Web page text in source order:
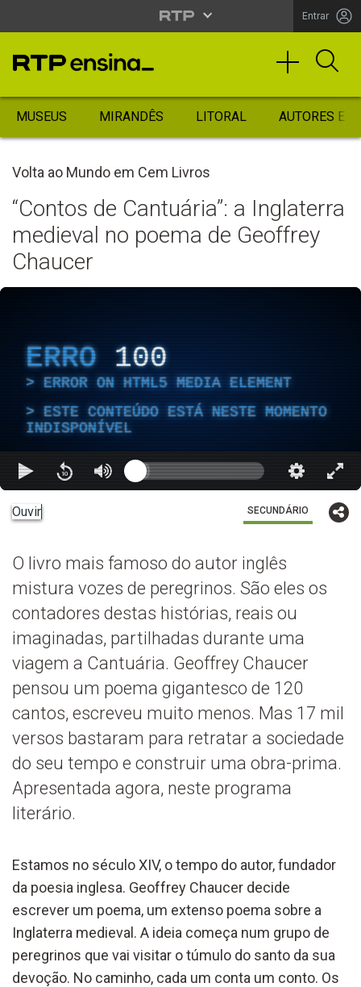
Entrar
MUSEUS MIRANDÊS LITORAL AUTORES
Volta ao Mundo em Cem Livros
“Contos de Cantuária”: a Inglaterra
medieval no poema de Geoffrey
Chaucer
ERRO 100
ERROR ON HTML5 MEDIA ELEMENT
ESTE CONTEÚDO ESTÁ NESTE MOMENTO
INDISPONÍVEL
Ouvir SECUNDÁRIO
O livro mais famoso do autor inglês
mistura vozes de peregrinos. São eles os
contadores destas histórias, reais ou
imaginadas, partilhadas durante uma
viagem a Cantuária. Geoffrey Chaucer
pensou um poema gigantesco de 120
cantos, escreveu muito menos. Mas 17 mil
versos bastaram para retratar a sociedade
do seu tempo e construir uma obra-prima.
Apresentada agora, neste programa
literário.
Estamos no século XIV, o tempo do autor, fundador
da poesia inglesa. Geoffrey Chaucer decide
escrever um poema, um extenso poema sobre a
Inglaterra medieval. A ideia começa num grupo de
peregrinos que vai visitar o túmulo do santo da sua
devoção. No caminho, cada um conta um conto. Os